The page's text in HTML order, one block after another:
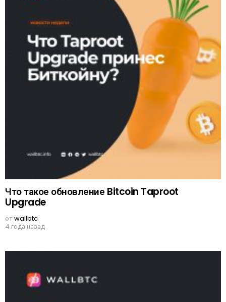
Что такое обновление Bitcoin Taproot
Upgrade
отwallbtc
4 года назад